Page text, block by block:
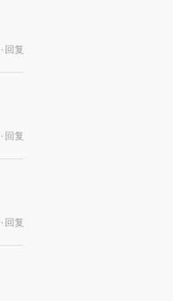
· 回复
· 回复
· 回复